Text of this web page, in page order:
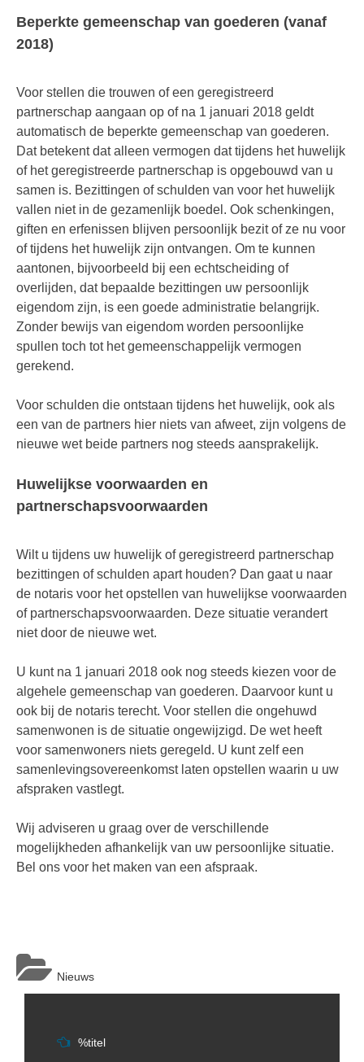
Beperkte gemeenschap van goederen (vanaf
2018)
Voor stellen die trouwen of een geregistreerd
partnerschap aangaan op of na 1 januari 2018 geldt
automatisch de beperkte gemeenschap van goederen.
Dat betekent dat alleen vermogen dat tijdens het huwelijk
of het geregistreerde partnerschap is opgebouwd van u
samen is. Bezittingen of schulden van voor het huwelijk
vallen niet in de gezamenlijk boedel. Ook schenkingen,
giften en erfenissen blijven persoonlijk bezit of ze nu voor
of tijdens het huwelijk zijn ontvangen. Om te kunnen
aantonen, bijvoorbeeld bij een echtscheiding of
overlijden, dat bepaalde bezittingen uw persoonlijk
eigendom zijn, is een goede administratie belangrijk.
Zonder bewijs van eigendom worden persoonlijke
spullen toch tot het gemeenschappelijk vermogen
gerekend.
Voor schulden die ontstaan tijdens het huwelijk, ook als
een van de partners hier niets van afweet, zijn volgens de
nieuwe wet beide partners nog steeds aansprakelijk.
Huwelijkse voorwaarden en
partnerschapsvoorwaarden
Wilt u tijdens uw huwelijk of geregistreerd partnerschap
bezittingen of schulden apart houden? Dan gaat u naar
de notaris voor het opstellen van huwelijkse voorwaarden
of partnerschapsvoorwaarden. Deze situatie verandert
niet door de nieuwe wet.
U kunt na 1 januari 2018 ook nog steeds kiezen voor de
algehele gemeenschap van goederen. Daarvoor kunt u
ook bij de notaris terecht. Voor stellen die ongehuwd
samenwonen is de situatie ongewijzigd. De wet heeft
voor samenwoners niets geregeld. U kunt zelf een
samenlevingsovereenkomst laten opstellen waarin u uw
afspraken vastlegt.
Wij adviseren u graag over de verschillende
mogelijkheden afhankelijk van uw persoonlijke situatie.
Bel ons voor het maken van een afspraak.
Nieuws
Berichtnavigatie
%titel